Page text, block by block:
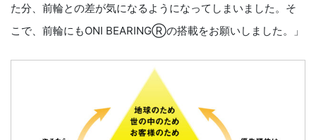
た分、前輪との差が気になるようになってしまいました。そ
こで、前輪にもONI BEARINGⓇの搭載をお願いしました。」